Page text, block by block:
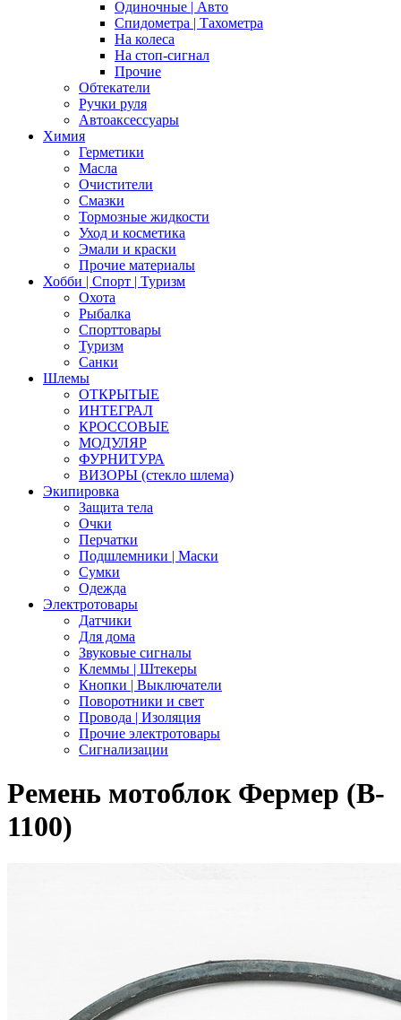
Одиночные | Авто
Спидометра | Тахометра
На колеса
На стоп-сигнал
Прочие
Обтекатели
Ручки руля
Автоаксессуары
Химия
Герметики
Масла
Очистители
Смазки
Тормозные жидкости
Уход и косметика
Эмали и краски
Прочие материалы
Хобби | Cпорт | Туризм
Охота
Рыбалка
Спорттовары
Туризм
Санки
Шлемы
ОТКРЫТЫЕ
ИНТЕГРАЛ
КРОССОВЫЕ
МОДУЛЯР
ФУРНИТУРА
ВИЗОРЫ (стекло шлема)
Экипировка
Защита тела
Очки
Перчатки
Подшлемники | Маски
Сумки
Одежда
Электротовары
Датчики
Для дома
Звуковые сигналы
Клеммы | Штекеры
Кнопки | Выключатели
Поворотники и свет
Провода | Изоляция
Прочие электротовары
Сигнализации
Ремень мотоблок Фермер (B-
1100)